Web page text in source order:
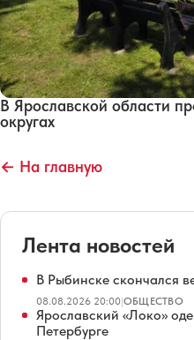
В Ярославской области
округах
← На главную
Лента новостей
В Рыбинске скончался
08.08.2026 20:00|ОБЩЕСТВО
Ярославский «Локо»
Петербурге